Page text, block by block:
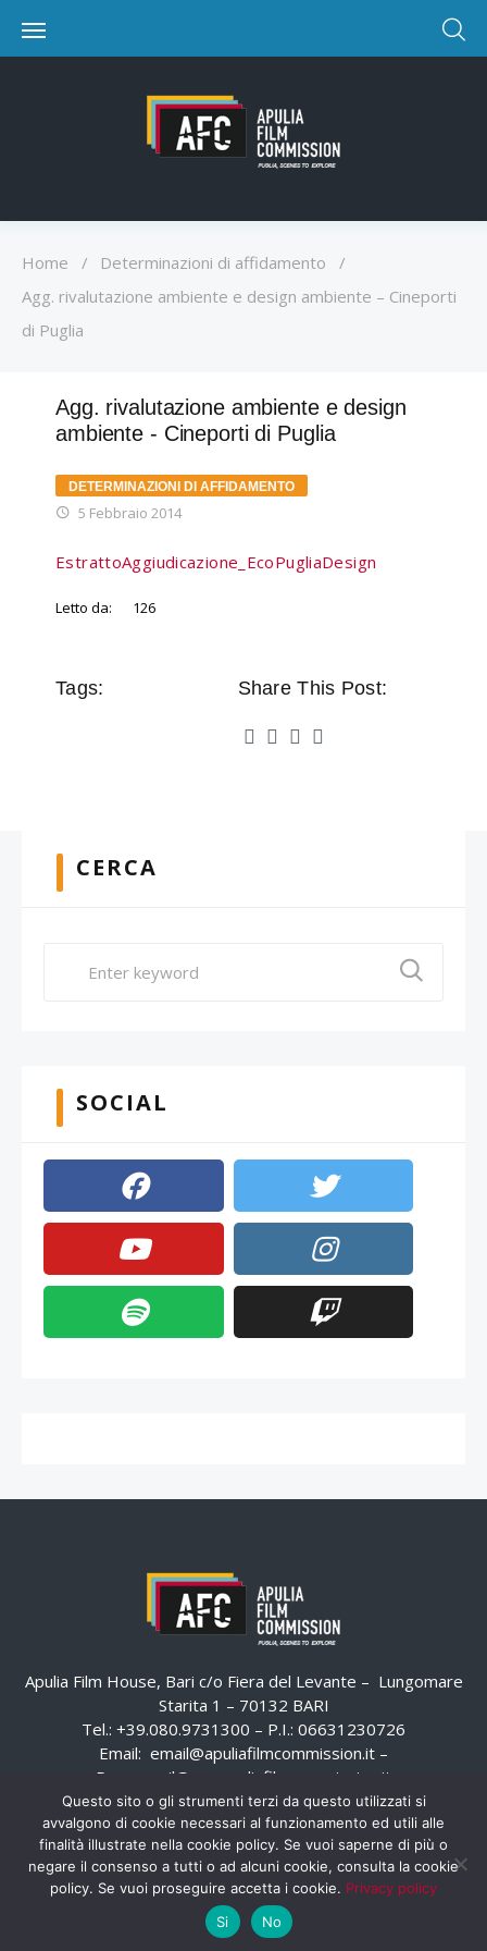
Home / Determinazioni di affidamento
/
Agg. rivalutazione ambiente e design ambiente – Cineporti
di Puglia
Agg. rivalutazione ambiente e design
ambiente - Cineporti di Puglia
DETERMINAZIONI DI AFFIDAMENTO
5 Febbraio 2014
EstrattoAggiudicazione_EcoPugliaDesign
Letto da: 126
Tags: Share This Post:
CERCA
SOCIAL
Apulia Film House, Bari c/o Fiera del Levante – Lungomare
Starita 1 – 70132 BARI
Tel.: +39.080.9731300 – P.I.: 06631230726
Email: email@apuliafilmcommission.it –
Pec:
email@pec.apuliafilmcommission.it
Questo sito o gli strumenti terzi da questo utilizzati si
avvalgono di cookie necessari al funzionamento ed utili alle
finalità illustrate nella cookie policy. Se vuoi saperne di più o
negare il consenso a tutti o ad alcuni cookie, consulta la cookie
policy. Se vuoi proseguire accetta i cookie. Privacy policy
Si
No